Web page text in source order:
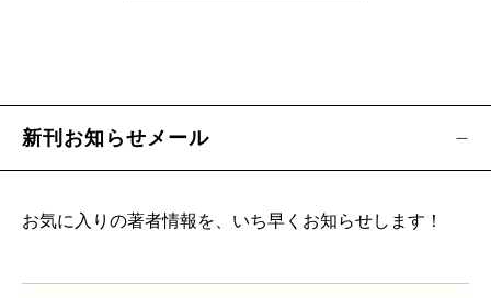
新刊お知らせメール
お気に入りの著者情報を、いち早くお知らせします！